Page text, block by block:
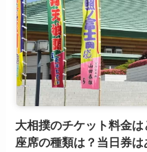
大相撲のチケット料金
座席の種類は？当日券は